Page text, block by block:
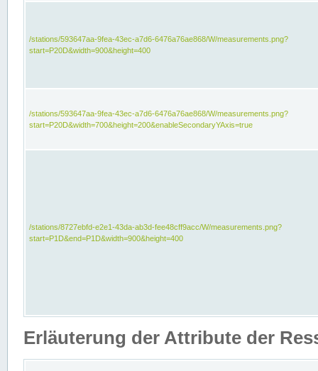
/stations/593647aa-9fea-43ec-a7d6-6476a76ae868/W/measurements.png?
start=P20D&width=900&height=400
/stations/593647aa-9fea-43ec-a7d6-6476a76ae868/W/measurements.png?
start=P20D&width=700&height=200&enableSecondaryYAxis=true
/stations/8727ebfd-e2e1-43da-ab3d-fee48cff9acc/W/measurements.png?
start=P1D&end=P1D&width=900&height=400
Erläuterung der Attribute der